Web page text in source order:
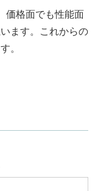
価格面でも性能面
ます。これからの
。